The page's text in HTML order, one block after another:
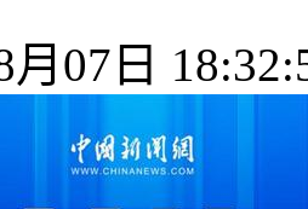
月07日